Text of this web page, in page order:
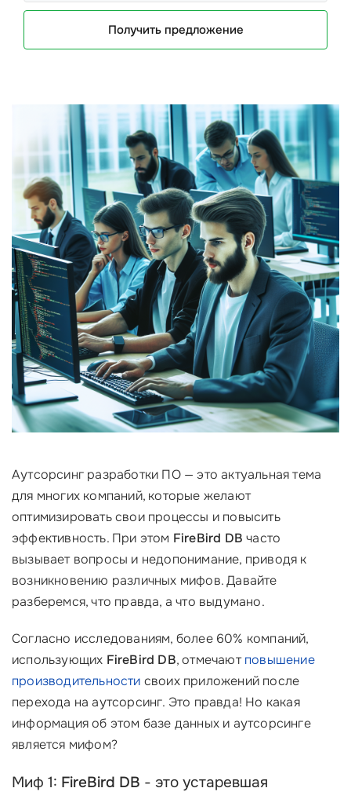
Получить предложение
Аутсорсинг разработки ПО — это актуальная тема
для многих компаний, которые желают
оптимизировать свои процессы и повысить
эффективность. При этом FireBird DB часто
вызывает вопросы и недопонимание, приводя к
возникновению различных мифов. Давайте
разберемся, что правда, а что выдумано.
Согласно исследованиям, более 60% компаний,
использующих FireBird DB, отмечаютповышение
производительности своих приложений после
перехода на аутсорсинг. Это правда! Но какая
информация об этом базе данных и аутсорсинге
является мифом?
Миф 1: FireBird DB - это устаревшая